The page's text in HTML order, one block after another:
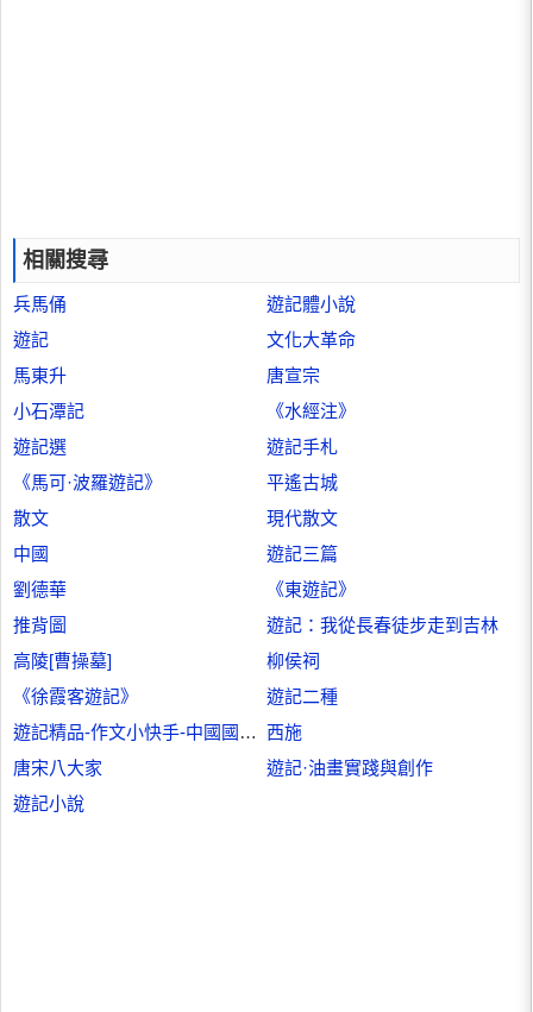
相關搜尋
兵馬俑
遊記體小說
遊記
文化大革命
馬東升
唐宣宗
小石潭記
《水經注》
遊記選
遊記手札
《馬可·波羅遊記》
平遙古城
散文
現代散文
中國
遊記三篇
劉德華
《東遊記》
推背圖
遊記：我從長春徒步走到吉林
高陵[曹操墓]
柳侯祠
《徐霞客遊記》
遊記二種
遊記精品-作文小快手-中國國小生精品作文文庫 西施
唐宋八大家
遊記·油畫實踐與創作
遊記小說